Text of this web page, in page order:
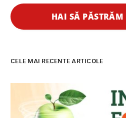
CELE MAI RECENTE ARTICOLE